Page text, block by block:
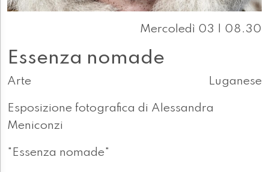
Mercoledì 03 | 08.30
Essenza nomade
Arte Luganese
Esposizione fotografica di Alessandra
Meniconzi
"Essenza nomade"